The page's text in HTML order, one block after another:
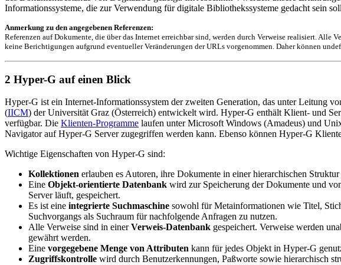
Informationssysteme, die zur Verwendung für digitale Bibliothekssysteme gedacht sein
Anmerkung zu den angegebenen Referenzen:
Referenzen auf Dokumente, die über das Internet erreichbar sind, werden durch Verweise realisiert.
keine Berichtigungen aufgrund eventueller Veränderungen der URLs vorgenommen. Daher können
2 Hyper-G auf einen Blick
Hyper-G ist ein Internet-Informationssystem der zweiten Generation, das unter Leitung
(IICM) der Universität Graz (Österreich) entwickelt wird. Hyper-G enthält Klient- und
verfügbar. Die Klienten-Programme laufen unter Microsoft Windows (Amadeus) und
Navigator auf Hyper-G Server zugegriffen werden kann. Ebenso können Hyper-G
Wichtige Eigenschaften von Hyper-G sind:
Kollektionen erlauben es Autoren, ihre Dokumente in einer hierarchischen
Eine Objekt-orientierte Datenbank wird zur Speicherung der Dokumente und
Server läuft, gespeichert.
Es ist eine integrierte Suchmaschine sowohl für Metainformationen wie Titel,
Suchvorgangs als Suchraum für nachfolgende Anfragen zu nutzen.
Alle Verweise sind in einerVerweis-Datenbank gespeichert. Verweise werden
gewährt werden.
Eine vorgegebene Menge von Attributen kann für jedes Objekt in Hyper-G
Zugriffskontrolle wird durch Benutzerkennungen, Paßworte sowie hierarchisch